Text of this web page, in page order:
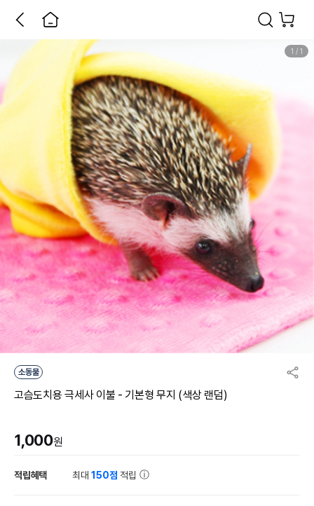
1 / 1
소동물
고슴도치용 극세사 이불 - 기본형 무지 (색상 랜덤)
1,000원
적립혜택 최대150점 적립